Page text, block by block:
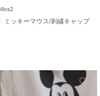
ミッキーマウス/刺繍キャップ